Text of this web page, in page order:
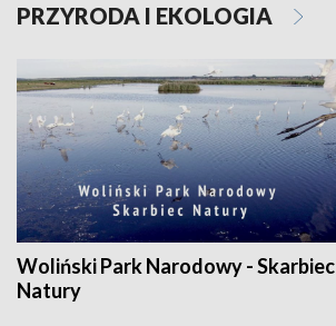
PRZYRODA I EKOLOGIA
Woliński Park Narodowy - Skarbiec
Natury